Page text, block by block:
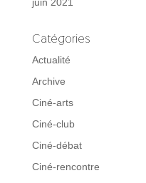
Catégories
Actualité
Archive
Ciné-arts
Ciné-club
Ciné-débat
Ciné-rencontre